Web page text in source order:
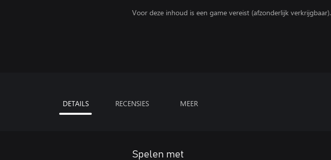
Voor deze inhoud is een game vereist (afzonderlijk verkrijgbaar).
DETAILS RECENSIES MEER
Spelen met